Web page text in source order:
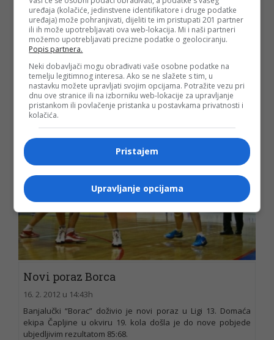
16. 2. 2012 u 16:46h
Košarkašice Mladog Krajišnika poražene su sinoć na
gostvonju u Zenici od ekipe Čelika, rezultatom 72:63 u okviru
15. kola Regionalne košarkaške lige za žene.
Novi poraz Borca
16. 2. 2012 u 14:43h
Banjalučki “Borac” doživio je novi poraz u Ligi 13. Domaća
ekipa Čapljine u okviru 19. kola došla je do nove pobjede
ubjedljivim rezultatom 85:68.
uređaja (kolačiće, jedinstvene identifikatore i druge podatke
uređaja) može pohranjivati, dijeliti te im pristupati 201 partner
ili ih može upotrebljavati ova web-lokacija. Mi i naši partneri
možemo upotrebljavati precizne podatke o geolociranju.
Popis partnera.
Neki dobavljači mogu obrađivati vaše osobne podatke na
temelju legitimnog interesa. Ako se ne slažete s tim, u
nastavku možete upravljati svojim opcijama. Potražite vezu pri
dnu ove stranice ili na izborniku web-lokacije za upravljanje
pristankom ili povlačenje pristanka u postavkama privatnosti i
kolačića.
Pristajem
Upravljanje opcijama